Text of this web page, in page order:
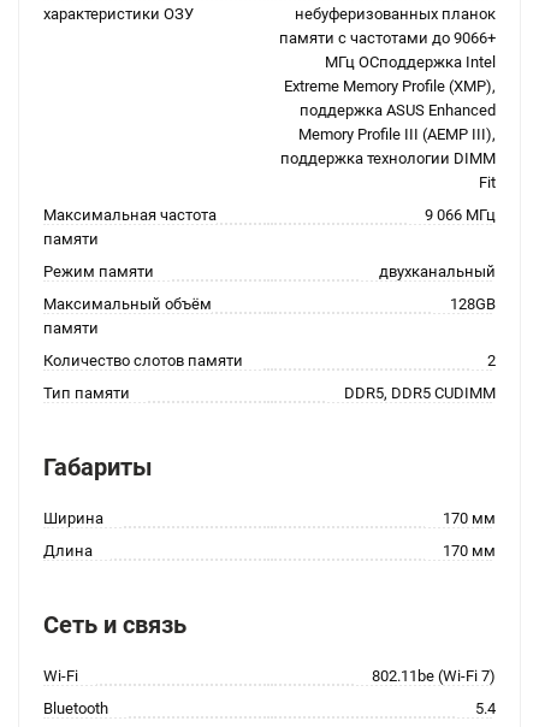
характеристики ОЗУ
небуферизованных планок
памяти с частотами до 9066+
МГц OCподдержка Intel
Extreme Memory Profile (XMP),
поддержка ASUS Enhanced
Memory Profile III (AEMP III),
поддержка технологии DIMM
Fit
Максимальная частота
памяти
9 066 МГц
Режим памяти
двухканальный
Максимальный объём
памяти
128GB
Количество слотов памяти
2
Тип памяти
DDR5, DDR5 CUDIMM
Габариты
Ширина
170 мм
Длина
170 мм
Сеть и связь
Wi-Fi
802.11be (Wi-Fi 7)
Bluetooth
5.4